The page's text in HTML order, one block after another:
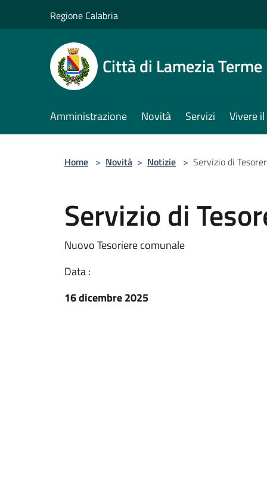
Regione Calabria
Città di Lamezia Terme
Amministrazione Novità Servizi Vivere
Home > Novità > Notizie > Servizio di
Servizio di
Nuovo Tesoriere comunale
Data :
16 dicembre 2025